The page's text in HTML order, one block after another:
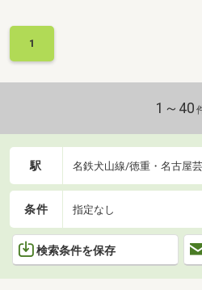
1
1～40
駅 名鉄犬山線/徳重・名古屋
条件 指定なし
検索条件を保存